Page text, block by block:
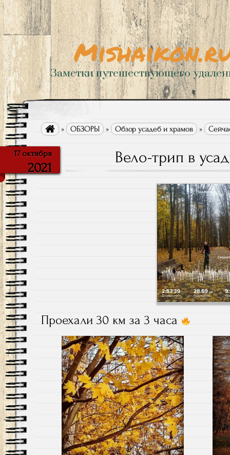
Заметки путешествующего
 » ОБЗОРЫ » Обзор усадеб и храмов »
17 октября
2021
Вело-трип в
Проехали 30 км за 3 часа